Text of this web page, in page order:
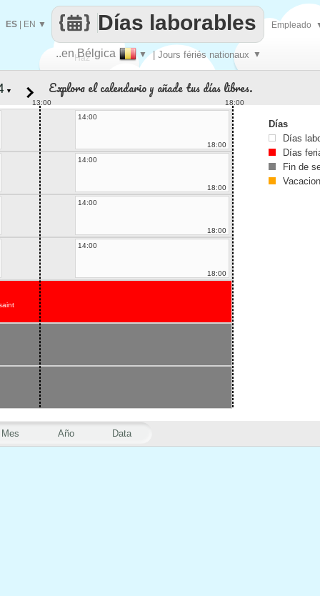
Haz
..en Bélgica ▼ | Jours fériés nationaux ▼
Días laborables
ES EN ▼ Empleado
Mes Año Data
▼ Explora el calendario y añade tus días libres.
13:00
18:00
14:00
18:00
14:00
18:00
14:00
18:00
14:00
18:00
Días
Días
Días
Fin de